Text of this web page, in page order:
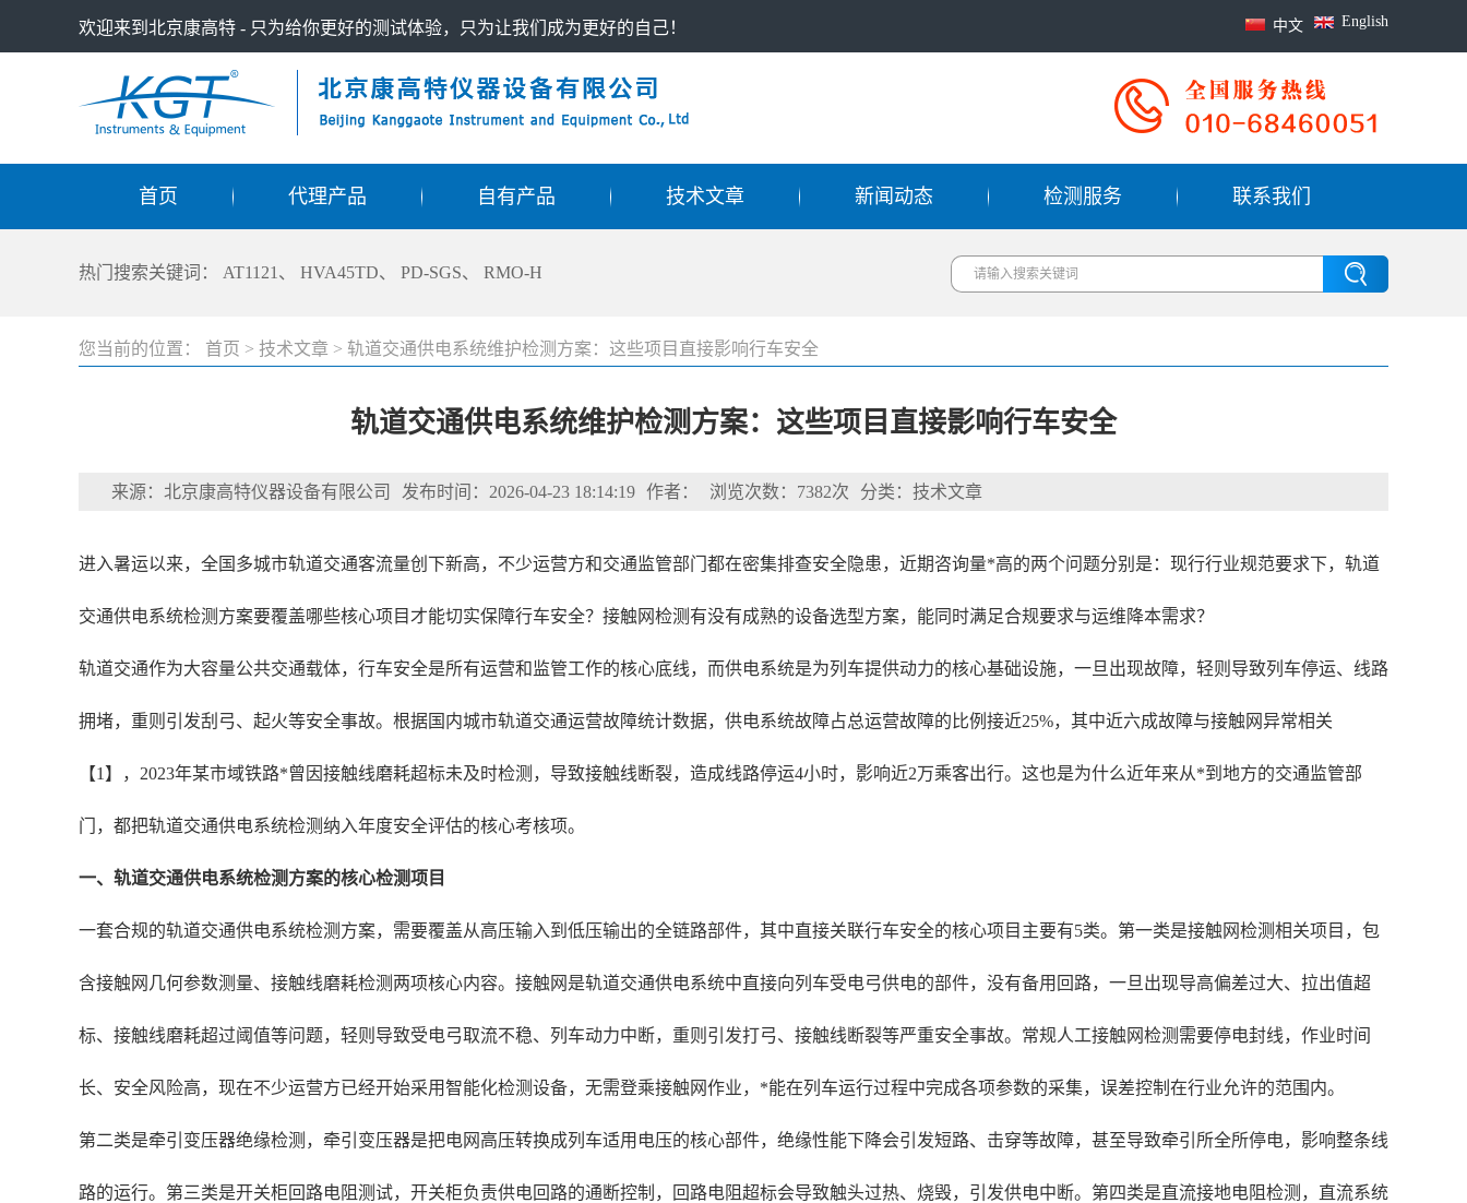
欢迎来到北京康高特 - 只为给你更好的测试体验，只为让我们成为更好的自己！ English
中文
首页 代理产品 自有产品 技术文章 新闻动态 检测服务 联系我们
热门搜索关键词： AT1121 、 HVA45TD、 PD-SGS、 RMO-H
您当前的位置： 首页 > 技术文章 > 轨道交通供电系统维护检测方案：这些项目直接影响行车安全
轨道交通供电系统维护检测方案：这些项目直接影响行车安全
来源：北京康高特仪器设备有限公司 发布时间：2026-04-23 18:14:19 作者： 浏览次数：7382次 分类：技术文章
进入暑运以来，全国多城市轨道交通客流量创下新高，不少运营方和交通监管部门都在密集排查安全隐患，近期咨询量*高的两个问题分别是：现行行业规范要求下，轨道
交通供电系统检测方案要覆盖哪些核心项目才能切实保障行车安全？接触网检测有没有成熟的设备选型方案，能同时满足合规要求与运维降本需求？
轨道交通作为大容量公共交通载体，行车安全是所有运营和监管工作的核心底线，而供电系统是为列车提供动力的核心基础设施，一旦出现故障，轻则导致列车停运、线路
拥堵，重则引发刮弓、起火等安全事故。根据国内城市轨道交通运营故障统计数据，供电系统故障占总运营故障的比例接近25%，其中近六成故障与接触网异常相关
【1】，2023年某市域铁路*曾因接触线磨耗超标未及时检测，导致接触线断裂，造成线路停运4小时，影响近2万乘客出行。这也是为什么近年来从*到地方的交通监管部
门，都把轨道交通供电系统检测纳入年度安全评估的核心考核项。
一、轨道交通供电系统检测方案的核心检测项目
一套合规的轨道交通供电系统检测方案，需要覆盖从高压输入到低压输出的全链路部件，其中直接关联行车安全的核心项目主要有5类。第一类是接触网检测相关项目，包
含接触网几何参数测量、接触线磨耗检测两项核心内容。接触网是轨道交通供电系统中直接向列车受电弓供电的部件，没有备用回路，一旦出现导高偏差过大、拉出值超
标、接触线磨耗超过阈值等问题，轻则导致受电弓取流不稳、列车动力中断，重则引发打弓、接触线断裂等严重安全事故。常规人工接触网检测需要停电封线，作业时间
长、安全风险高，现在不少运营方已经开始采用智能化检测设备，无需登乘接触网作业，*能在列车运行过程中完成各项参数的采集，误差控制在行业允许的范围内。
第二类是牵引变压器绝缘检测，牵引变压器是把电网高压转换成列车适用电压的核心部件，绝缘性能下降会引发短路、击穿等故障，甚至导致牵引所全所停电，影响整条线
路的运行。第三类是开关柜回路电阻测试，开关柜负责供电回路的通断控制，回路电阻超标会导致触头过热、烧毁，引发供电中断。第四类是直流接地电阻检测，直流系统